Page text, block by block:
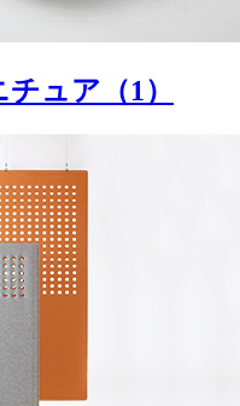
チュア （1）